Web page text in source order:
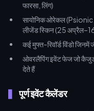
फारसा, लिंग)
सायोनिक ओरेकल (Psionic
लीजेंड स्किन (25
कई मुफ्त-रिवॉर्ड विंडो
ओवरलैपिंग इवेंट फेज जो कैजुअल
देते हैं
पूर्ण इवेंट कैलेंडर